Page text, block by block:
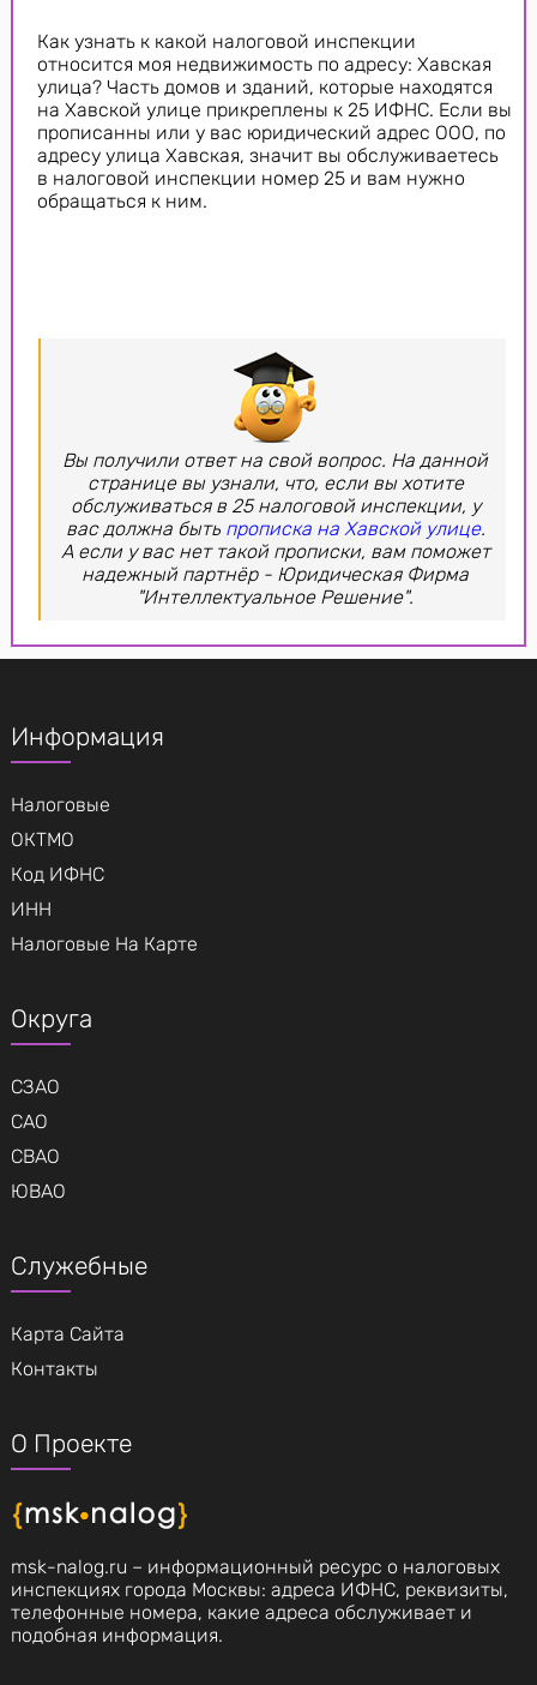
Как узнать к какой налоговой инспекции
относится моя недвижимость по адресу: Хавская
улица? Часть домов и зданий, которые находятся
на Хавской улице прикреплены к 25 ИФНС. Если вы
прописанны или у вас юридический адрес ООО, по
адресу улица Хавская, значит вы обслуживаетесь
в налоговой инспекции номер 25 и вам нужно
обращаться к ним.
Вы получили ответ на свой вопрос. На данной
странице вы узнали, что, если вы хотите
обслуживаться в 25 налоговой инспекции, у
вас должна быть прописка на Хавской улице.
А если у вас нет такой прописки, вам поможет
надежный партнёр - Юридическая Фирма
"Интеллектуальное Решение".
Информация
Налоговые
ОКТМО
Код ИФНС
ИНН
Налоговые На Карте
Округа
СЗАО
САО
СВАО
ЮВАО
Служебные
Карта Сайта
Контакты
О Проекте
msk-nalog.ru – информационный ресурс о налоговых
инспекциях города Москвы: адреса ИФНС, реквизиты,
телефонные номера, какие адреса обслуживает и
подобная информация.